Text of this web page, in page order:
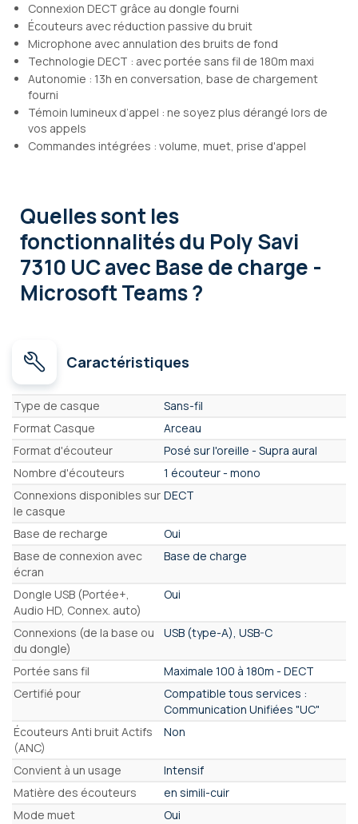
Connexion DECT grâce au dongle fourni
Écouteurs avec réduction passive du bruit
Microphone avec annulation des bruits de fond
Technologie DECT : avec portée sans fil de 180m maxi
Autonomie : 13h en conversation, base de chargement
fourni
Témoin lumineux d’appel : ne soyez plus dérangé lors de
vos appels
Commandes intégrées : volume, muet, prise d'appel
Quelles sont les
fonctionnalitésdu Poly Savi
7310 UC avec Base de charge -
Microsoft Teams ?
Caractéristiques
Caractéristiques
Type de casque
Sans-fil
Format Casque
Arceau
Format d'écouteur
Posé sur l'oreille - Supra aural
Nombre d'écouteurs
1 écouteur - mono
Connexions disponibles sur
le casque
DECT
Base de recharge
Oui
Base de connexion avec
écran
Base de charge
Dongle USB (Portée+,
Audio HD, Connex. auto)
Oui
Connexions (de la base ou
du dongle)
USB (type-A), USB-C
Portée sans fil
Maximale 100 à 180m - DECT
Certifié pour
Compatible tous services :
Communication Unifiées "UC"
Écouteurs Anti bruit Actifs
(ANC)
Non
Convient à un usage
Intensif
Matière des écouteurs
en simili-cuir
Mode muet
Oui